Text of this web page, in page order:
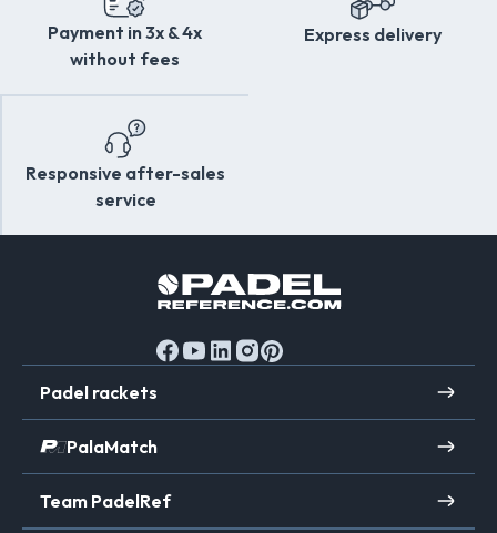
Payment in 3x & 4x
without fees
Express delivery
Responsive after-sales
service
Padel rackets
PalaMatch
Team PadelRef